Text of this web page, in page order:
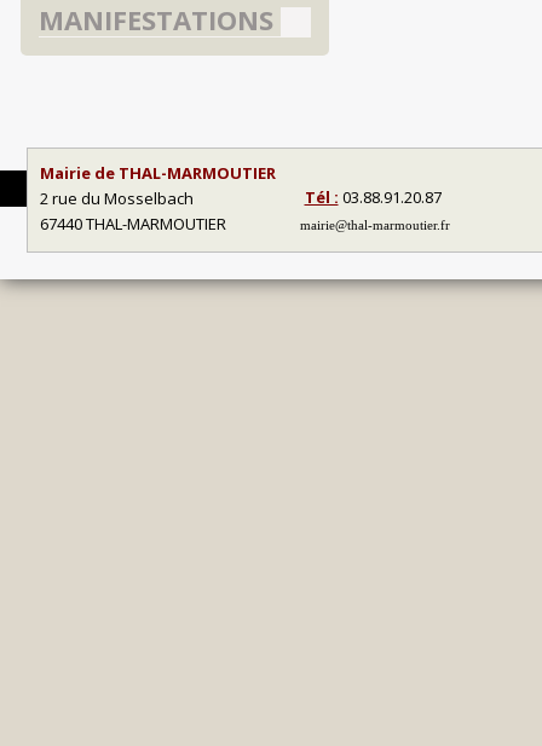
MANIFESTATIONS
Mairie de THAL-MARMOUTIER
2 rue du Mosselbach
67440 THAL-MARMOUTIER
Tél : 03.88.91.20.87
mairie@thal-marmoutier.fr